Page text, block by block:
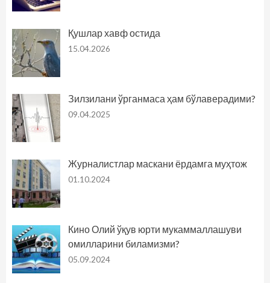
Қушлар хавф остида
15.04.2026
Зилзилани ўрганмаса ҳам бўлаверадими?
09.04.2025
Журналистлар маскани ёрдамга муҳтож
01.10.2024
Кино Олий ўқув юрти мукаммаллашуви
омилларини биламизми?
05.09.2024